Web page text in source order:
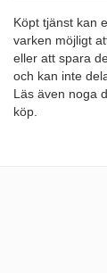
Köpt tjänst kan
varken möjligt
eller att spara
och kan inte
Läs även noga
köp.